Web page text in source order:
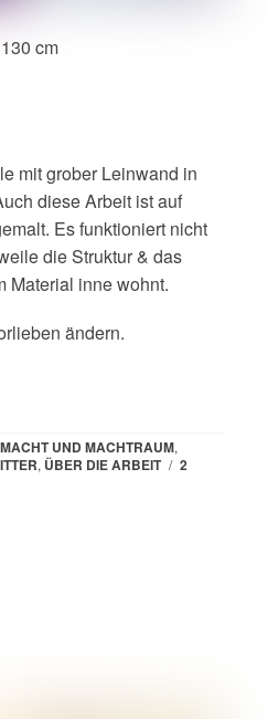
cm
mit grober Leinwand in
diese Arbeit ist auf
Es funktioniert nicht
die Struktur & das
Material inne wohnt.
ändern.
MACHT UND MACHTRAUM,
, ÜBER DIE ARBEIT / 2